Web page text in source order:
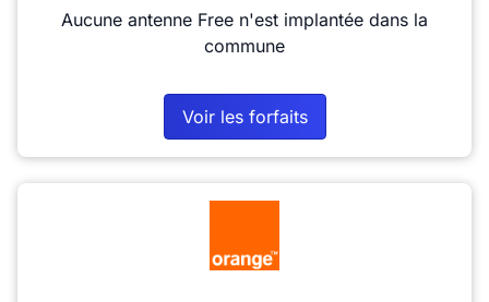
Aucune antenne Free n'est implantée dans la
commune
Voir les forfaits